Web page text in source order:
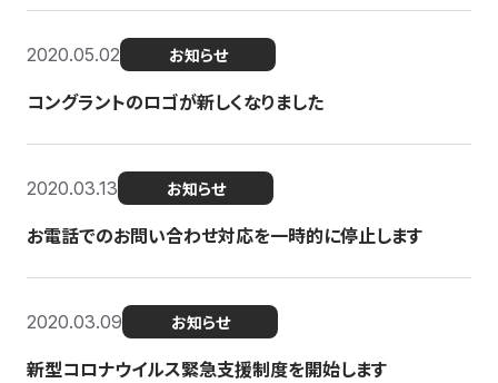
2020.05.02 お知らせ
コングラントのロゴが新しくなりました
2020.03.13 お知らせ
お電話でのお問い合わせ対応を一時的に停止します
2020.03.09 お知らせ
新型コロナウイルス緊急支援制度を開始します